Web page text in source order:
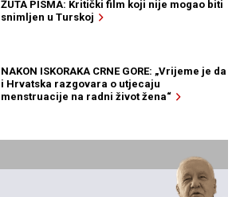
ŽUTA PISMA: Kritički film koji nije mogao biti
snimljen u Turskoj
NAKON ISKORAKA CRNE GORE: „Vrijeme je da
i Hrvatska razgovara o utjecaju
menstruacije na radni život žena“